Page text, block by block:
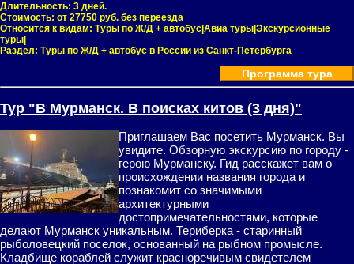
Длительность: 3 дней.
Стоимость: от 27750 руб. без переезда
Относится к видам: Туры по Ж/Д + автобус|Авиа туры|Экскурсионные
туры|
Раздел: Туры по Ж/Д + автобус в России из Санкт-Петербурга
Программа тура
Тур "В Мурманск. В поисках китов (3 дня)"
Приглашаем Вас посетить Мурманск. Вы
увидите. Обзорную экскурсию по городу -
герою Мурманску. Гид расскажет вам о
происхождении названия города и
познакомит со значимыми
архитектурными
достопримечательностями, которые
делают Мурманск уникальным. Териберка - старинный
рыболовецкий поселок, основанный на рыбном промысле.
Кладбище кораблей служит красноречивым свидетелем